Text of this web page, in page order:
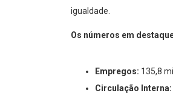
igualdade.
Os números em
Empregos: 135,8
Circulação Interna: